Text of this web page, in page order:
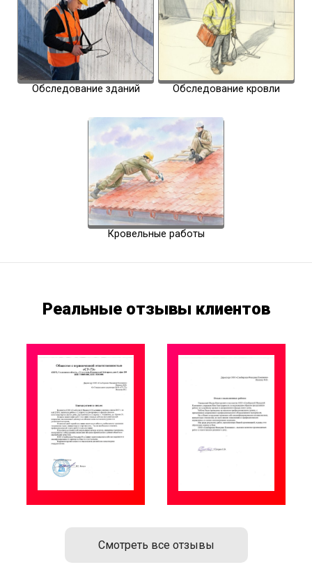
Обследование зданий Обследование кровли
Кровельные работы
Реальные отзывы клиентов
Смотреть все отзывы